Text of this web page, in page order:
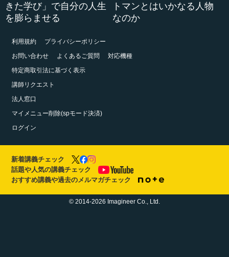
きた学び」で自分の人生
を膨らませる
トマンとはいかなる人物
なのか
利用規約
プライバシーポリシー
お問い合わせ
よくあるご質問
対応機種
特定商取引法に基づく表示
講師リクエスト
法人窓口
マイメニュー削除(spモード決済)
ログイン
新着講義チェック
話題や人気の講義チェック
おすすめ講義や過去のメルマガチェック
© 2014-2026 Imagineer Co., Ltd.